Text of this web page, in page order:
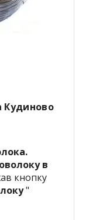
Кудиново
в
кнопку
"